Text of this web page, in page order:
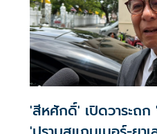
'สีหศักดิ์' เปิดวาระถ